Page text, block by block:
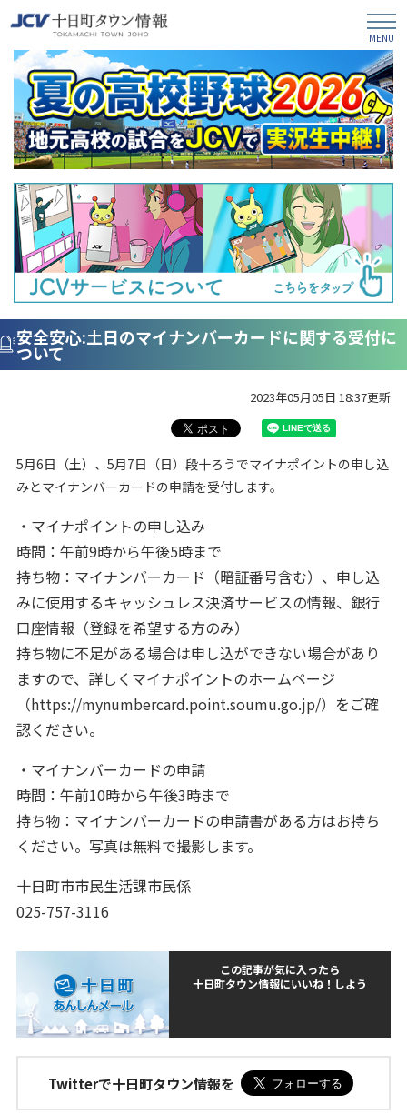
安全安心:土日のマイナンバーカードに関する受付に
ついて
2023年05月05日 18:37更新
5月6日（土）、5月7日（日）段十ろうでマイナポイントの申し込
みとマイナンバーカードの申請を受付します。
・マイナポイントの申し込み
時間：午前9時から午後5時まで
持ち物：マイナンバーカード（暗証番号含む）、申し込
みに使用するキャッシュレス決済サービスの情報、銀行
口座情報（登録を希望する方のみ）
持ち物に不足がある場合は申し込ができない場合があり
ますので、詳しくマイナポイントのホームページ
（https://mynumbercard.point.soumu.go.jp/）をご確
認ください。
・マイナンバーカードの申請
時間：午前10時から午後3時まで
持ち物：マイナンバーカードの申請書がある方はお持ち
ください。写真は無料で撮影します。
十日町市市民生活課市民係
025-757-3116
この記事が気に入ったら
十日町タウン情報にいいね！しよう
Twitterで十日町タウン情報を